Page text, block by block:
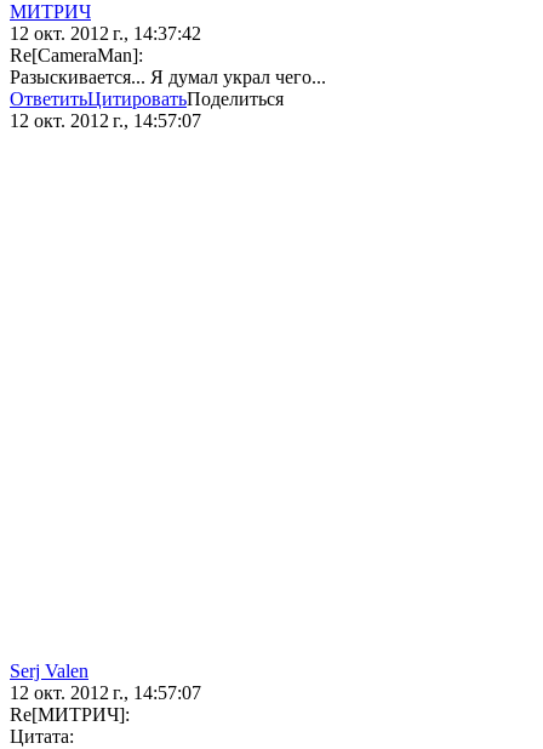
МИТРИЧ
12 окт. 2012 г., 14:37:42
Re[CameraMan]:
Разыскивается... Я думал украл чего...
ОтветитьЦитироватьПоделиться
12 окт. 2012 г., 14:57:07
Serj Valen
12 окт. 2012 г., 14:57:07
Re[МИТРИЧ]:
Цитата: